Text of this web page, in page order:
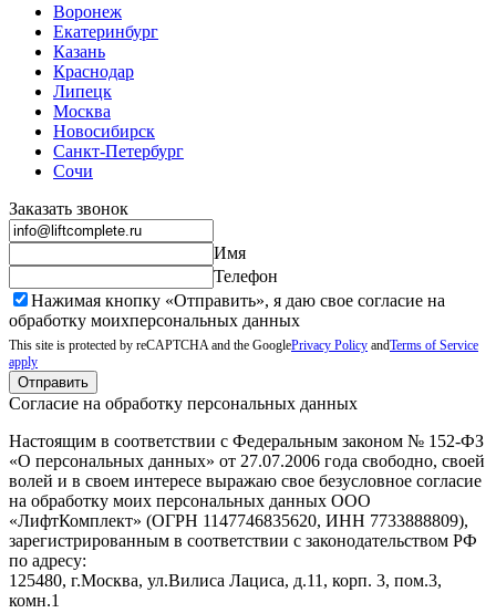
Воронеж
Екатеринбург
Казань
Краснодар
Липецк
Москва
Новосибирск
Санкт-Петербург
Сочи
Заказать звонок
Имя
Телефон
Нажимая кнопку «Отправить», я даю свое согласие на
обработку моихперсональных данных
This site is protected by reCAPTCHA and the GooglePrivacy Policy andTerms of Service
apply
Отправить
Согласие на обработку персональных данных
Настоящим в соответствии с Федеральным законом № 152-ФЗ
«О персональных данных» от 27.07.2006 года свободно, своей
волей и в своем интересе выражаю свое безусловное согласие
на обработку моих персональных данных ООО
«ЛифтКомплект» (ОГРН 1147746835620, ИНН 7733888809),
зарегистрированным в соответствии с законодательством РФ
по адресу:
125480, г.Москва, ул.Вилиса Лациса, д.11, корп. 3, пом.3,
комн.1